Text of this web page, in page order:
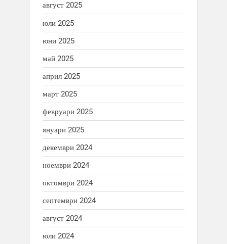
август 2025
юли 2025
юни 2025
май 2025
април 2025
март 2025
февруари 2025
януари 2025
декември 2024
ноември 2024
октомври 2024
септември 2024
август 2024
юли 2024